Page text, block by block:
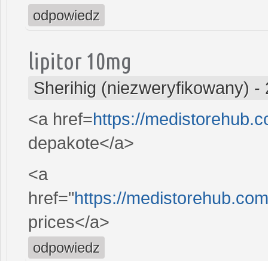
odpowiedz
lipitor 10mg
Sherihig (niezweryfikowany) -
<a href=https://
depakote</a>
<a
href="https://
prices</a>
odpowiedz